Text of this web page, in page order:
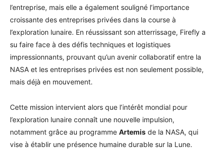
l’entreprise, mais elle a également souligné l’importance
croissante des entreprises privées dans la course à
l’exploration lunaire. En réussissant son atterrissage, Firefly a
su faire face à des défis techniques et logistiques
impressionnants, prouvant qu’un avenir collaboratif entre la
NASA et les entreprises privées est non seulement possible,
mais déjà en mouvement.
Cette mission intervient alors que l’intérêt mondial pour
l’exploration lunaire connaît une nouvelle impulsion,
notamment grâce au programme Artemis de la NASA, qui
vise à établir une présence humaine durable sur la Lune.